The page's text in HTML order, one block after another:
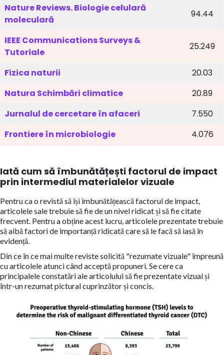
Nature Reviews. Biologie celulară
moleculară
94.44
IEEE Communications Surveys &
Tutoriale
25.249
Fizica naturii
20.03
Natura Schimbări climatice
20.89
Jurnalul de cercetare în afaceri
7.550
Frontiere în microbiologie
4.076
Iată cum să îmbunătățești factorul de impact
prin intermediul materialelor vizuale
Pentru ca o revistă să își îmbunătățească factorul de impact,
articolele sale trebuie să fie de un nivel ridicat și să fie citate
frecvent. Pentru a obține acest lucru, articolele prezentate trebuie
să aibă factori de importanță ridicată care să le facă să iasă în
evidență.
Din ce în ce mai multe reviste solicită "rezumate vizuale" împreună
cu articolele atunci când acceptă propuneri. Se cere ca
principalele constatări ale articolului să fie prezentate vizual și
într-un rezumat pictural cuprinzător și concis.